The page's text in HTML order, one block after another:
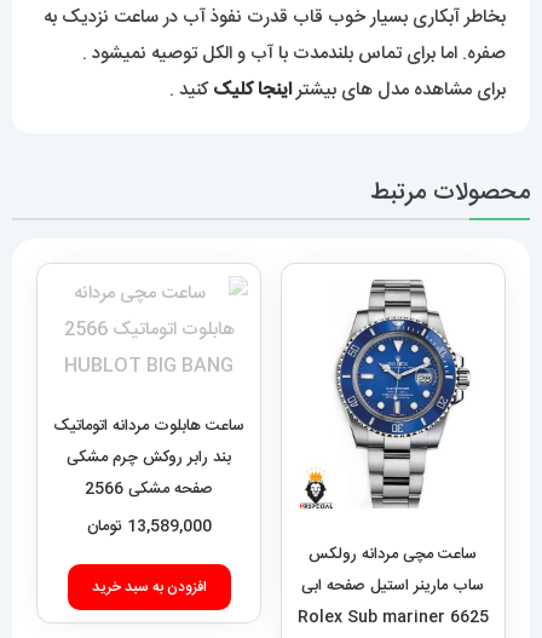
بخاطر آبکاری بسیار خوب قاب قدرت نفوذ آب در ساعت نزدیک به
صفره. اما برای تماس بلندمدت با آب و الکل توصیه نمیشود .
برای مشاهده مدل های بیشتراینجا کلیککنید .
محصولات مرتبط
ساعت مچی مردانه رولکس
ساب مارینر استیل صفحه ابی
6625 Rolex Sub mariner
ساعت هابلوت مردانه اتوماتیک
بند رابر روکش چرم مشکی
صفحه مشکی 2566
HUBLOT BIG BANG
13,589,000 تومان
افزودن به سبد خرید